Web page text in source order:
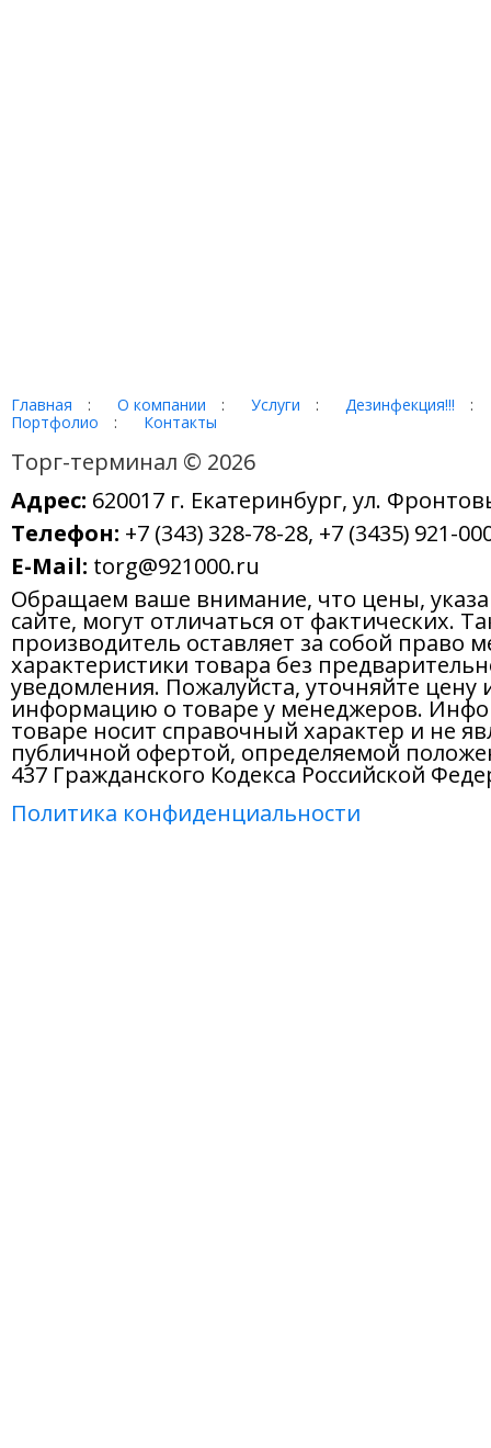
Главная : О компании : Услуги : Дезинфекция!!!
:
Портфолио
: Контакты
Торг-терминал © 2026
Адрес: 620017 г. Екатеринбург, ул.
Телефон: +7 (343) 328-78-28, +7 (3435) 921-
E-Mail: torg@921000.ru
Обращаем ваше внимание, что цены,
сайте, могут отличаться от фактических.
производитель оставляет за собой право
характеристики товара без
уведомления. Пожалуйста, уточняйте цену
информацию о товаре у менеджеров.
товаре носит справочный характер и не
публичной офертой, определяемой
437 Гражданского Кодекса Российской
Политика конфиденциальности